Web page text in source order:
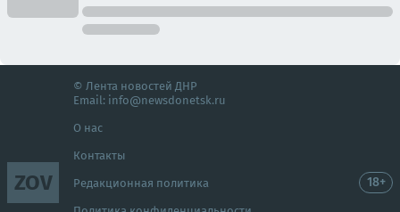
ZOV
© Лента новостей ДНР
Email: info@newsdonetsk.ru
О нас
Контакты
Редакционная политика 18+